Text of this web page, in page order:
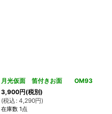
月光仮面 笛付きお面 OM93
3,900円(税別)
(税込 : 4,290円)
在庫数 1点